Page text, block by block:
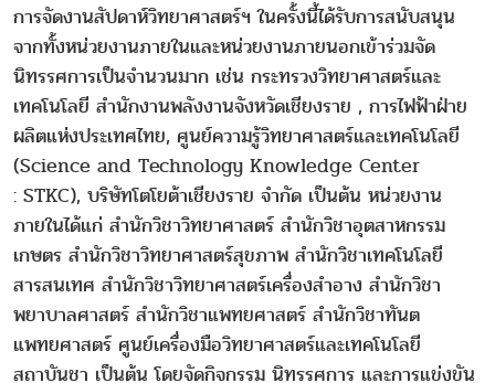
การจัดงานสัปดาห์วิทยาศาสตร์ฯ ในครั้งนี้ได้รับการสนับสนุน
จากทั้งหน่วยงานภายในและหน่วยงานภายนอกเข้าร่วมจัด
นิทรรศการเป็นจำนวนมาก เช่น กระทรวงวิทยาศาสตร์และ
เทคโนโลยี สำนักงานพลังงานจังหวัดเชียงราย , การไฟฟ้าฝ่าย
ผลิตแห่งประเทศไทย, ศูนย์ความรู้วิทยาศาสตร์และเทคโนโลยี
(Science and Technology Knowledge Center
: STKC), บริษัทโตโยต้าเชียงราย จำกัด เป็นต้น หน่วยงาน
ภายในได้แก่ สำนักวิชาวิทยาศาสตร์ สำนักวิชาอุตสาหกรรม
เกษตร สำนักวิชาวิทยาศาสตร์สุขภาพ สำนักวิชาเทคโนโลยี
สารสนเทศ สำนักวิชาวิทยาศาสตร์เครื่องสำอาง สำนักวิชา
พยาบาลศาสตร์ สำนักวิชาแพทยศาสตร์ สำนักวิชาทันต
แพทยศาสตร์ ศูนย์เครื่องมือวิทยาศาสตร์และเทคโนโลยี
สถาบันชา เป็นต้น โดยจัดกิจกรรม นิทรรศการ และการแข่งขัน